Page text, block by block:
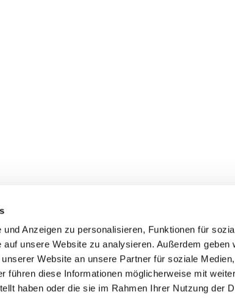
Anzeigen zu personalisieren, Funktionen für
unsere Website zu analysieren. Außerdem geben
Website an unsere Partner für soziale
führen diese Informationen möglicherweise mit
haben oder die sie im Rahmen Ihrer Nutzung der